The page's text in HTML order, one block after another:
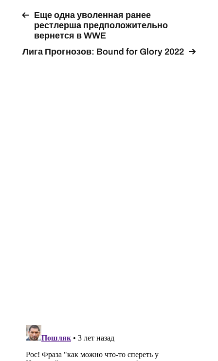
Еще одна уволенная ранее
рестлерша предположительно
вернется в WWE
Лига Прогнозов: Bound for Glory 2022